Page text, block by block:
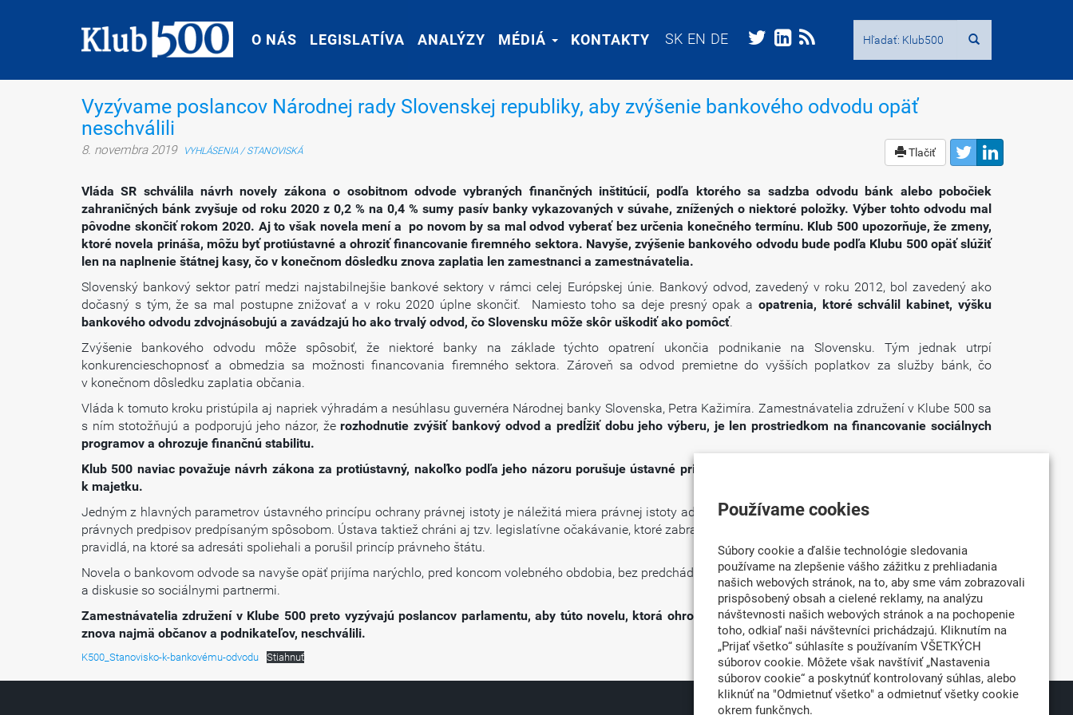
O NÁS LEGISLATÍVA ANALÝZY MÉDIÁ KONTAKTY SK EN DE
O NÁS LEGISLATÍVA ANALÝZY MÉDIÁ KONTAKTY SK EN DE
Vyzývame poslancov Národnej rady Slovenskej republiky, aby zvýšenie bankového odvodu opäť
neschválili
8. novembra 2019 VYHLÁSENIA / STANOVISKÁ Tlačiť
Vláda SR schválila návrh novely zákona o osobitnom odvode vybraných finančných inštitúcií, podľa ktorého sa sadzba odvodu bánk alebo pobočiek
zahraničných bánk zvyšuje od roku 2020 z 0,2 % na 0,4 % sumy pasív banky vykazovaných v súvahe, znížených o niektoré položky. Výber tohto odvodu mal
pôvodne skončiť rokom 2020. Aj to však novela mení a po novom by sa mal odvod vyberať bez určenia konečného termínu. Klub 500 upozorňuje, že zmeny,
ktoré novela prináša, môžu byť protiústavné a ohroziť financovanie firemného sektora. Navyše, zvýšenie bankového odvodu bude podľa Klubu 500 opäť slúžiť
len na naplnenie štátnej kasy, čo v konečnom dôsledku znova zaplatia len zamestnanci a zamestnávatelia.
Slovenský bankový sektor patrí medzi najstabilnejšie bankové sektory v rámci celej Európskej únie. Bankový odvod, zavedený v roku 2012, bol zavedený ako
dočasný s tým, že sa mal postupne znižovať a v roku 2020 úplne skončiť. Namiesto toho sa deje presný opak a opatrenia, ktoré schválil kabinet, výšku
bankového odvodu zdvojnásobujú a zavádzajú ho ako trvalý odvod, čo Slovensku môže skôr uškodiť ako pomôcť.
Zvýšenie bankového odvodu môže spôsobiť, že niektoré banky na základe týchto opatrení ukončia podnikanie na Slovensku. Tým jednak utrpí
konkurencieschopnosť a obmedzia sa možnosti financovania firemného sektora. Zároveň sa odvod premietne do vyšších poplatkov za služby bánk, čo
v konečnom dôsledku zaplatia občania.
Vláda k tomuto kroku pristúpila aj napriek výhradám a nesúhlasu guvernéra Národnej banky Slovenska, Petra Kažimíra. Zamestnávatelia združení v Klube 500 sa
s ním stotožňujú a podporujú jeho názor, žerozhodnutie zvýšiť bankový odvod a predĺžiť dobu jeho výberu, je len prostriedkom na financovanie sociálnych
programov a ohrozuje finančnú stabilitu.
Klub 500 naviac považuje návrh zákona za protiústavný, nakoľko podľa jeho názoru porušuje ústavné princípy ochrany právnej istoty a právo na vlastníctvo
k majetku.
Jedným z hlavných parametrov ústavného princípu ochrany právnej istoty je náležitá miera právnej istoty adresátov právnej normy a uverejnenie zámerov, ako aj
právnych predpisov predpísaným spôsobom. Ústava taktiež chráni aj tzv. legislatívne očakávanie, ktoré zabraňuje, aby štát napríklad náhle a neočakávane zmenil
pravidlá, na ktoré sa adresáti spoliehali a porušil princíp právneho štátu.
Novela o bankovom odvode sa navyše opäť prijíma narýchlo, pred koncom volebného obdobia, bez predchádzajúceho medzirezortného pripomienkového konania
a diskusie so sociálnymi partnermi.
Zamestnávatelia združení v Klube 500 preto vyzývajú poslancov parlamentu, aby túto novelu, ktorá ohrozí finančnú stabilitu a v konečnom dôsledku zaťaží
znova najmä občanov a podnikateľov, neschválili.
K500_Stanovisko-k-bankovému-odvodu Stiahnuť
Používame cookies
Súbory cookie a ďalšie technológie sledovania
používame na zlepšenie vášho zážitku z prehliadania
našich webových stránok, na to, aby sme vám zobrazovali
prispôsobený obsah a cielené reklamy, na analýzu
návštevnosti našich webových stránok a na pochopenie
toho, odkiaľ naši návštevníci prichádzajú. Kliknutím na
„Prijať všetko“ súhlasíte s používaním VŠETKÝCH
súborov cookie. Môžete však navštíviť „Nastavenia
súborov cookie“ a poskytnúť kontrolovaný súhlas, alebo
kliknúť na "Odmietnuť všetko" a odmietnuť všetky cookie
okrem funkčnych.